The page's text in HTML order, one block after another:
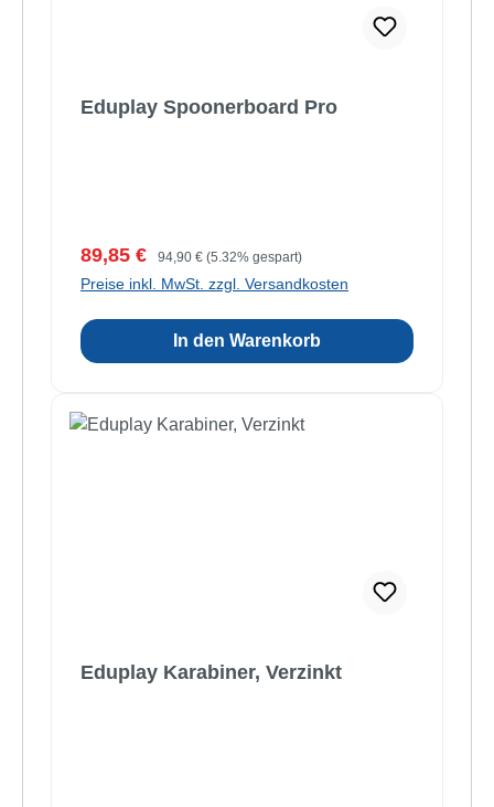
Eduplay Spoonerboard Pro
Verkaufspreis:
89,85 € Regulärer Preis:
94,90 € (5.32% gespart)
Preise inkl. MwSt. zzgl. Versandkosten
In den Warenkorb
Eduplay Karabiner, Verzinkt